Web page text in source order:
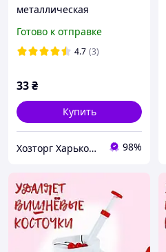
металлическая
Готово к отправке
4.7 (3)
33₴
Купить
Хозторг Харьков 2 - товары для дома от украинских производителей 98%